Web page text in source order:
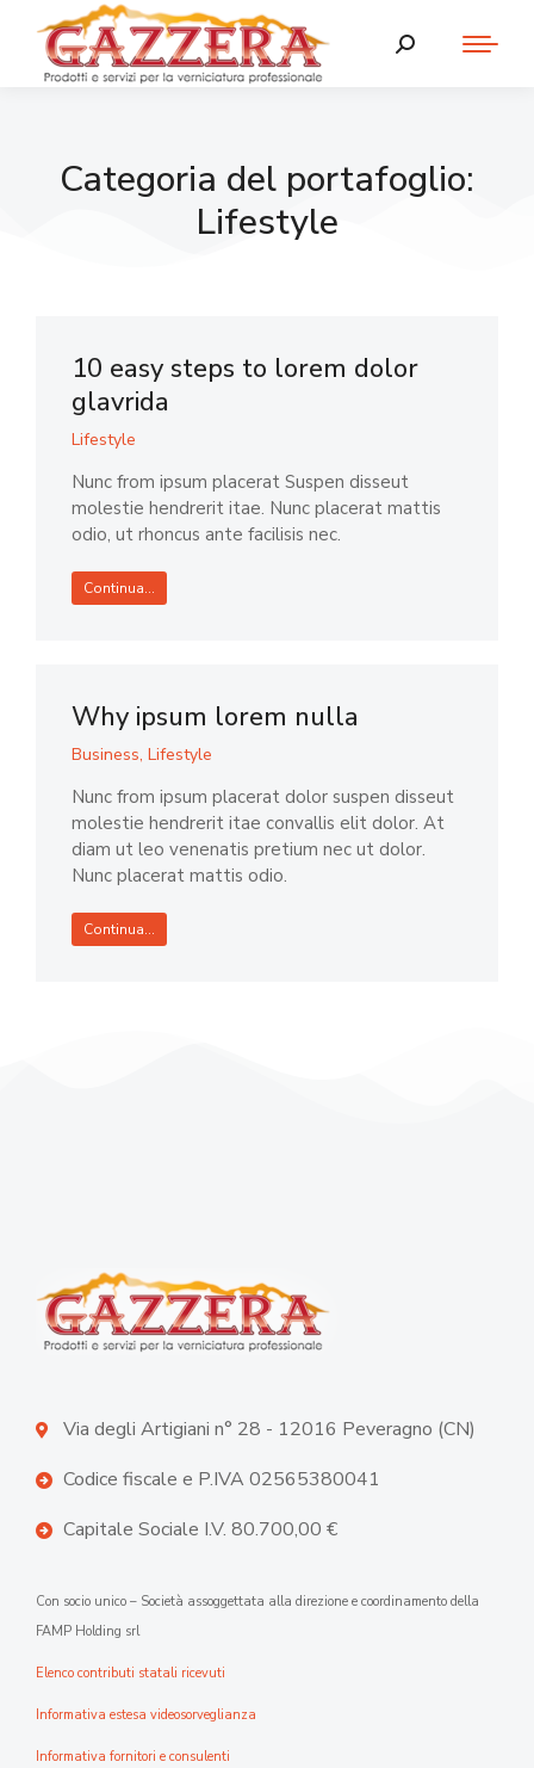
Categoria del portafoglio:
Lifestyle
10 easy steps to lorem dolor
glavrida
Lifestyle
Nunc from ipsum placerat Suspen disseut
molestie hendrerit itae. Nunc placerat mattis
odio, ut rhoncus ante facilisis nec.
Continua...
Why ipsum lorem nulla
Business, Lifestyle
Nunc from ipsum placerat dolor suspen disseut
molestie hendrerit itae convallis elit dolor. At
diam ut leo venenatis pretium nec ut dolor.
Nunc placerat mattis odio.
Continua...
Via degli Artigiani n° 28 - 12016 Peveragno (CN)
Codice fiscale e P.IVA 02565380041
Capitale Sociale I.V. 80.700,00 €
Con socio unico – Società assoggettata alla direzione e coordinamento della
FAMP Holding srl
Elenco contributi statali ricevuti
Informativa estesa videosorveglianza
Informativa fornitori e consulenti